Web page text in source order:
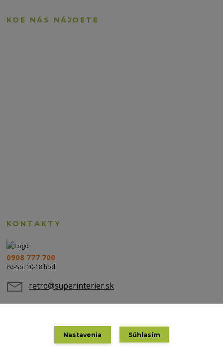
KDE NÁS NÁJDETE
KONTAKTY
0908 777 700
Po-So: 10-18 hod.
retro@superinterier.sk
Nastavenia Súhlasím